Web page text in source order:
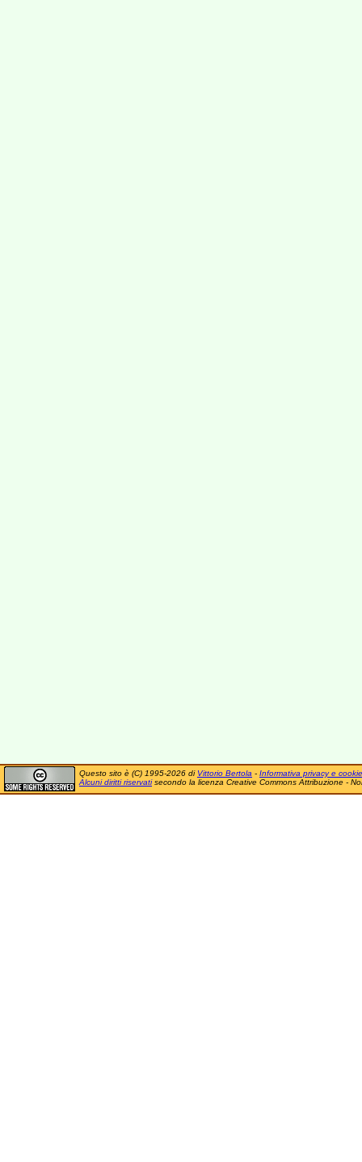
Questo sito è (C) 1995-2026 di Vittorio Bertola - Informativa privacy e cookie
Alcuni diritti riservatisecondo la licenza Creative Commons Attribuzione -